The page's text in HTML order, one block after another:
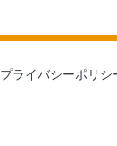
プライバシーポリシ